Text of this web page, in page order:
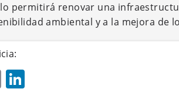
permitirá renovar una
ambiental y a la mejora de
Email